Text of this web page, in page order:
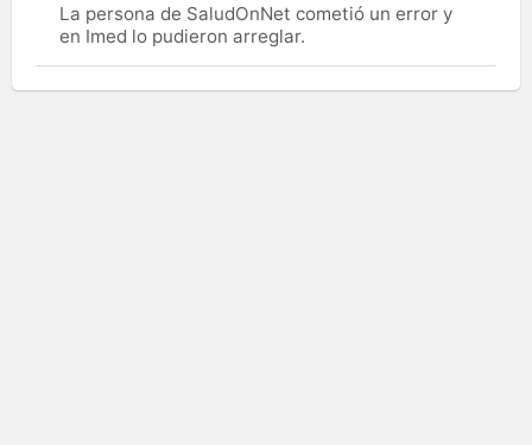
La persona de SaludOnNet cometió un error y
en Imed lo pudieron arreglar.